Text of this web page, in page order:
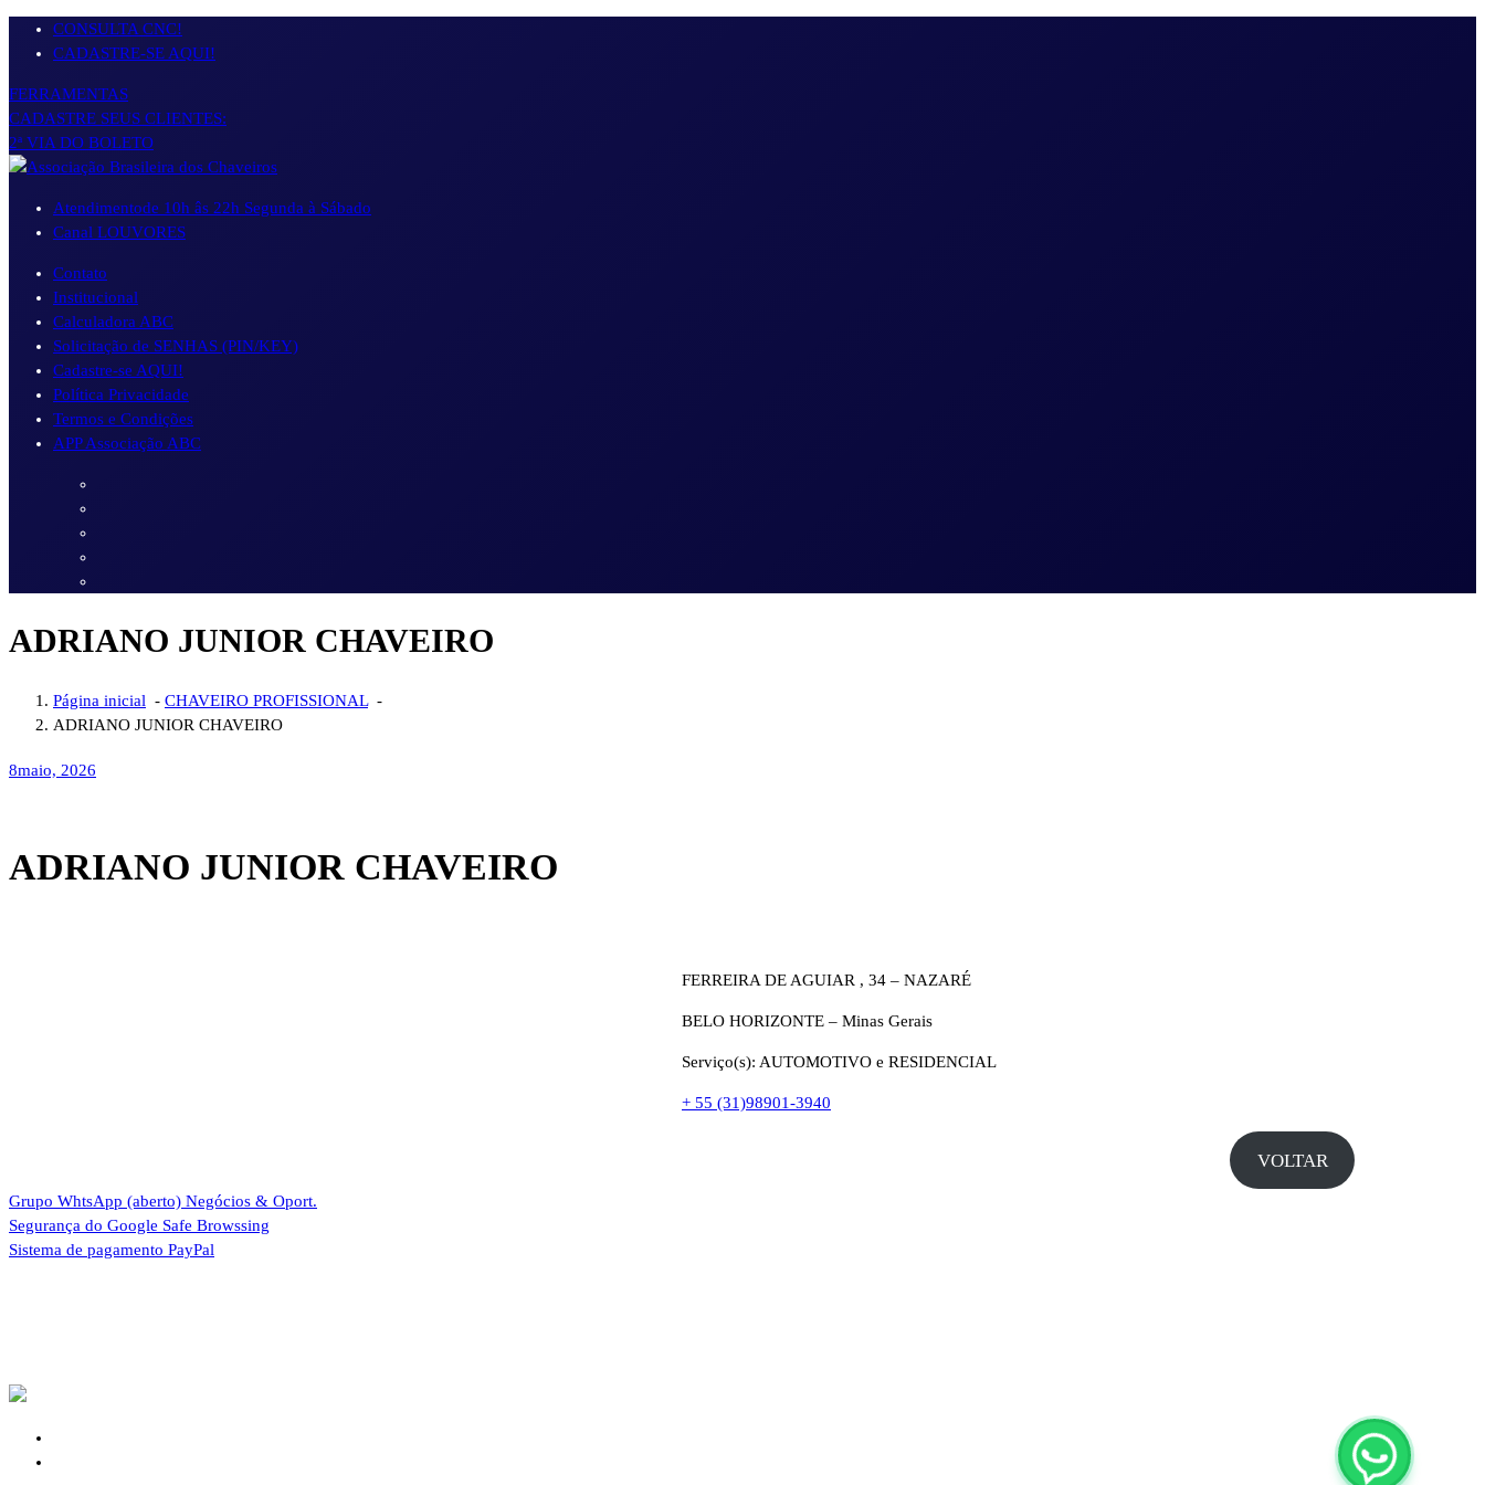
Pular
para
conteúdo
CONSULTA CNC!
CADASTRE-SE AQUI!
FERRAMENTAS
CADASTRE SEUS CLIENTES:
2ª VIA DO BOLETO
Atendimentode 10h âs 22h Segunda à Sábado
Canal LOUVORES
Contato
Institucional
Calculadora ABC
Solicitação de SENHAS (PIN/KEY)
Cadastre-se AQUI!
Política Privacidade
Termos e Condições
APP Associação ABC
ADRIANO JUNIOR CHAVEIRO
Página inicial - CHAVEIRO PROFISSIONAL-
ADRIANO JUNIOR CHAVEIRO
8maio, 2026
ADRIANO JUNIOR CHAVEIRO
FERREIRA DE AGUIAR , 34 – NAZARÉ
BELO HORIZONTE – Minas Gerais
Serviço(s): AUTOMOTIVO e RESIDENCIAL
+ 55 (31)98901-3940
VOLTAR
Grupo WhtsApp (aberto) Negócios & Oport.
Segurança do Google Safe Browssing
Sistema de pagamento PayPal